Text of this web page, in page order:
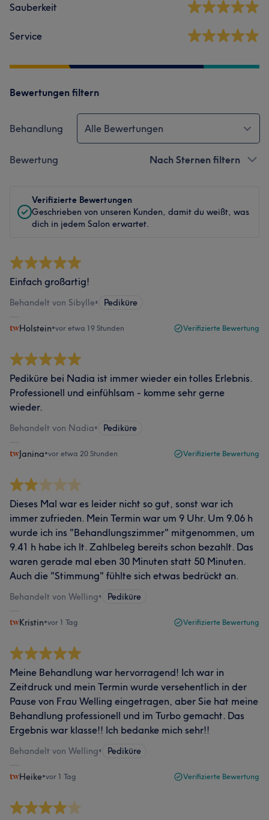
Sauberkeit
Service
Bewertungen filtern
Behandlung Alle Bewertungen
Bewertung Nach Sternen filtern
Verifizierte Bewertungen
Geschrieben von unseren Kunden, damit du weißt, was
dich in jedem Salon erwartet.
Einfach großartig!
Behandelt von Sibylle• Pediküre
Holstein•vor etwa 19 Stunden Verifizierte Bewertung
Pediküre bei Nadia ist immer wieder ein tolles Erlebnis.
Professionell und einfühlsam - komme sehr gerne
wieder.
Behandelt von Nadia• Pediküre
Janina•vor etwa 20 Stunden Verifizierte Bewertung
Dieses Mal war es leider nicht so gut, sonst war ich
immer zufrieden. Mein Termin war um 9 Uhr. Um 9.06 h
wurde ich ins "Behandlungszimmer" mitgenommen, um
9.41 h habe ich lt. Zahlbeleg bereits schon bezahlt. Das
waren gerade mal eben 30 Minuten statt 50 Minuten.
Auch die "Stimmung" fühlte sich etwas bedrückt an.
Behandelt von Welling• Pediküre
Kristin•vor 1 Tag Verifizierte Bewertung
Meine Behandlung war hervorragend! Ich war in
Zeitdruck und mein Termin wurde versehentlich in der
Pause von Frau Welling eingetragen, aber Sie hat meine
Behandlung professionell und im Turbo gemacht. Das
Ergebnis war klasse!! Ich bedanke mich sehr!!
Behandelt von Welling• Pediküre
Heike•vor 1 Tag Verifizierte Bewertung